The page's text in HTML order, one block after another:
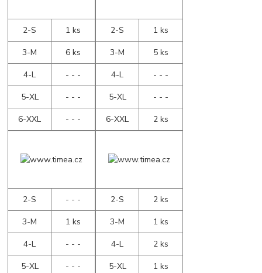
2-S
1 ks
3-M
6 ks
4-L
- - -
5-XL
- - -
6-XXL
- - -
2-S
1 ks
3-M
5 ks
4-L
- - -
5-XL
- - -
6-XXL
2 ks
2-S
- - -
3-M
1 ks
4-L
- - -
5-XL
- - -
2-S
2 ks
3-M
1 ks
4-L
2 ks
5-XL
1 ks